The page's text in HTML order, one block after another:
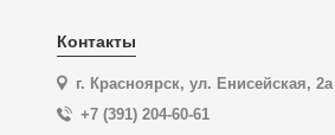
Контакты
г. Красноярск, ул. Енисейская, 2а
+7 (391) 204-60-61